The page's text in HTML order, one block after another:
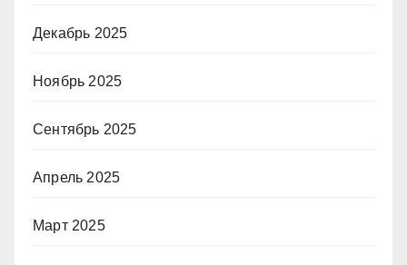
Декабрь 2025
Ноябрь 2025
Сентябрь 2025
Апрель 2025
Март 2025